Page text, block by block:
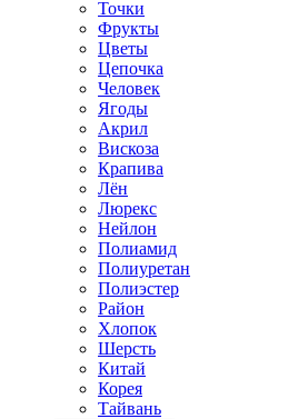
Точки
Фрукты
Цветы
Цепочка
Человек
Ягоды
Акрил
Вискоза
Крапива
Лён
Люрекс
Нейлон
Полиамид
Полиуретан
Полиэстер
Район
Хлопок
Шерсть
Китай
Корея
Тайвань